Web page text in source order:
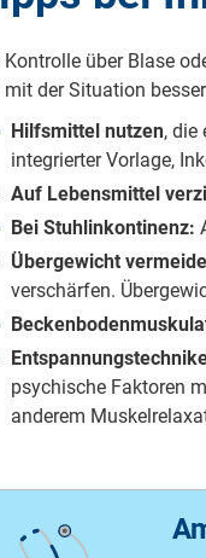
Kontrolle über Blase
mit der Situation
Hilfsmittel nutzen, die
integrierter Vorlage,
Auf Lebensmittel
Bei Stuhlinkontinenz:
Übergewicht
verschärfen.
psychische Faktoren
anderem